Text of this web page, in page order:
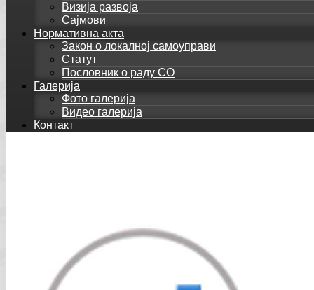
Визија развоја
Сајмови
Нормативна акта
Закон о локалној самоуправи
Статут
Пословник о раду СО
Галерија
Фото галерија
Видео галерија
Контакт